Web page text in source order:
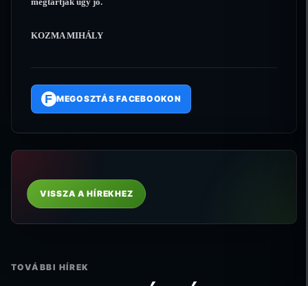
KOZMA MIHÁLY
F MEGOSZTÁS FACEBOOKON
VISSZA A HÍREKHEZ
TOVÁBBI HÍREK